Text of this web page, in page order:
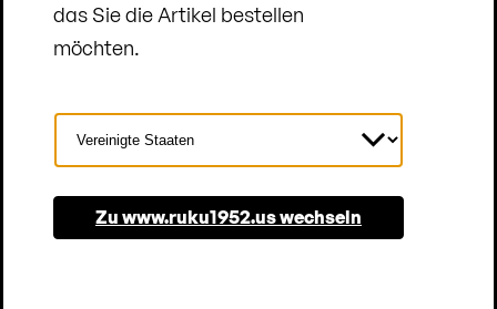
10 € sparen
Privacy akzeptieren
das Sie die Artikel bestellen
möchten.
Land
auswählen
Zu www.ruku1952.us wechseln